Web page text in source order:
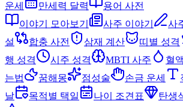
운세
만세력 달력
용어 사전
이야기 모아보기
사주 이야기 사
설
합충 사전 삼재 계산 띠별 성격
행 성격
시주 성격 MBTI 사주 혈
는법
꿈해몽 점성술 손금 운세
날
목적별 택일 나이 조견표 탄생